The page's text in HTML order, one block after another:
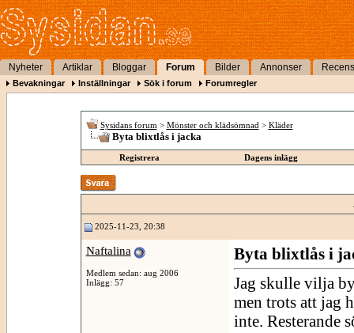
Nyheter Artiklar Bloggar Forum Bilder Annonser
Bevakningar Inställningar Sök i forum Forumregler
Sysidans forum > Mönster och klädsömnad > Kläder
Byta blixtlås i jacka
Registrera Dagens inlägg
2025-11-23, 20:38
Naftalina
Medlem sedan: aug 2006
Inlägg: 57
Byta blixtlås i
Jag skulle vilja
men trots att jag
inte. Resterande